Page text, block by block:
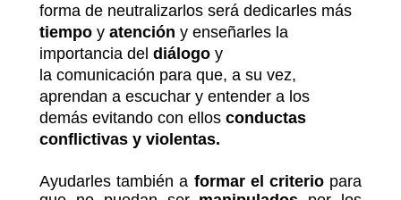
forma de neutralizarlos será dedicarles más
tiempo y atención y enseñarles la
importancia del diálogo y
la comunicación para que, a su vez,
aprendan a escuchar y entender a los
demás evitando con ellos conductas
conflictivas y violentas.
Ayudarles también a formar el criteriopara